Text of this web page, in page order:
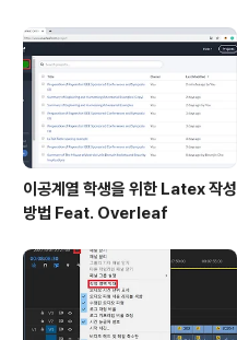
이공계열 학생을 위한 Latex 작성
방법 Feat. Overleaf